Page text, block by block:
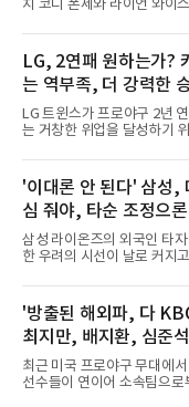
치 코디 폰세와 라이언 와이
를 폭격하며 거둔 눈부신 활
광을 안겼지만, 역설적으로
에 메이저리그 역스카우트의
식간에 마운드의 핵이 공백으
와 와이스는 지난 시즌 한화
벽하게 지탱하며 합쳐서 무
는 기적 같은 저력을 발휘했
그를 지배했고, 와이스 역시
못지않은 에이스급 투구로 팀
LG, 2연패 원하는가?
는 역부족, 더 강력한
염경엽 감독은 알고 있
LG 트윈스가 프로야구 2년
는 거창한 위업을 달성하기
역부족이라는 지적이 현장
고 제기되고 있다. 카라스코
대에서부터 7이닝을 완벽하
112승 투수의 명성을 입증해
2연패에 대한 거센 압박을
채워야 할 조각들이 너무나
염경엽 감독은 이러한 현실
시즌 후반기에 발생할 수 있
기 위해서는 단순한 베테랑
'이대론 안 된다' 삼성,
심 줘야, 타순 조정으
치 대기 등 채찍 들어야
삼성 라이온즈의 외국인 타
한 우려의 시선이 날로 커지
현실을 직시해야 할 때라는
동안 벤치는 디아즈의 이름값
을 믿으며 지루한 기다림을
그러한 보수적이고 안일한
잡는 독으로 작용하고 있다는
반을 넘어 종착지를 향해 달
인 타자의 부진은 단순한 개
'방출된 해외파, 다
최지만, 배지환, 심준
취와 현실
최근 미국 프로야구 무대에
선수들이 연이어 소속팀으로